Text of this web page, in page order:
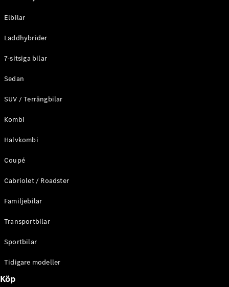
företagskund
erbjudanden
Certified
och priser
Boka
Leasing och
Elbilar
Laddhybrider
7-sitsiga bilar
Sedan
SUV / Terrängbilar
Kombi
Halvkombi
Coupé
Cabriolet / Roadster
Familjebilar
Transportbilar
Sportbilar
Tidigare modeller
Köp